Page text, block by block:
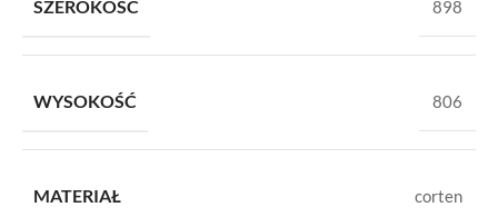
SZEROKOŚĆ 898
WYSOKOŚĆ 806
MATERIAŁ corten